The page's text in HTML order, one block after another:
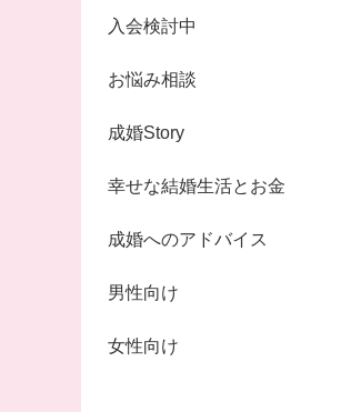
入会検討中
お悩み相談
成婚Story
幸せな結婚生活とお金
成婚へのアドバイス
男性向け
女性向け